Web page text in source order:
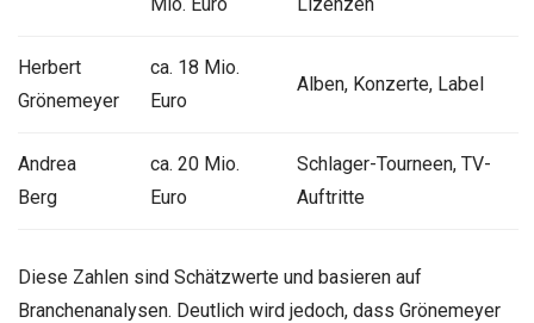
Mio. Euro Lizenzen
Herbert
Grönemeyer
ca. 18 Mio.
Euro
Alben, Konzerte, Label
Andrea
Berg
ca. 20 Mio.
Euro
Schlager-Tourneen, TV-
Auftritte
Diese Zahlen sind Schätzwerte und basieren auf
Branchenanalysen. Deutlich wird jedoch, dass Grönemeyer